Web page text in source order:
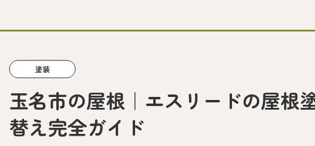
塗装
玉名市の屋根｜エスリードの屋根
替え完全ガイド